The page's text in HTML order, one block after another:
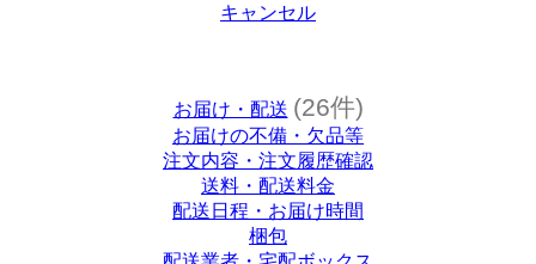
キャンセル
お届け・配送 (26件)
お届けの不備・欠品等
注文内容・注文履歴確認
送料・配送料金
配送日程・お届け時間
梱包